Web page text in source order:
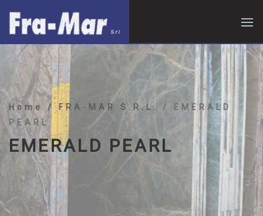
Home / FRA-MAR S.R.L. / EMERALD
PEARL
EMERALD PEARL